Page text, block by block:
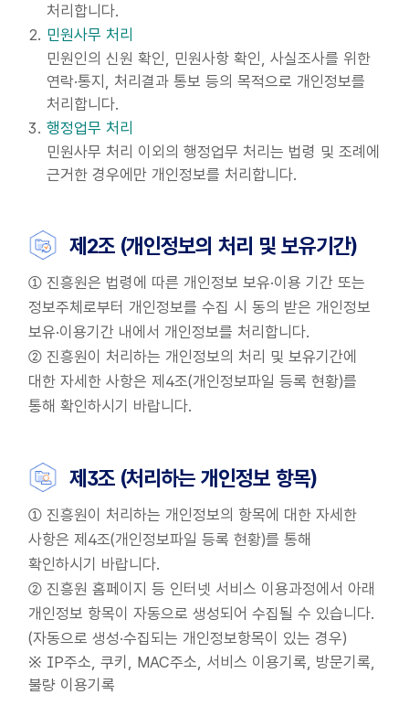
처리합니다.
민원사무 처리
민원인의 신원 확인, 민원사항 확인, 사실조사를 위한
연락·통지, 처리결과 통보 등의 목적으로 개인정보를
처리합니다.
행정업무 처리
민원사무 처리 이외의 행정업무 처리는 법령 및 조례에
근거한 경우에만 개인정보를 처리합니다.
제2조 (개인정보의 처리 및 보유기간)
① 진흥원은 법령에 따른 개인정보 보유·이용 기간 또는
정보주체로부터 개인정보를 수집 시 동의 받은 개인정보
보유·이용기간 내에서 개인정보를 처리합니다.
② 진흥원이 처리하는 개인정보의 처리 및 보유기간에
대한 자세한 사항은 제4조(개인정보파일 등록 현황)를
통해 확인하시기 바랍니다.
제3조 (처리하는 개인정보 항목)
① 진흥원이 처리하는 개인정보의 항목에 대한 자세한
사항은 제4조(개인정보파일 등록 현황)를 통해
확인하시기 바랍니다.
② 진흥원 홈페이지 등 인터넷 서비스 이용과정에서 아래
개인정보 항목이 자동으로 생성되어 수집될 수 있습니다.
(자동으로 생성·수집되는 개인정보항목이 있는 경우)
※ IP주소, 쿠키, MAC주소, 서비스 이용기록, 방문기록,
불량 이용기록